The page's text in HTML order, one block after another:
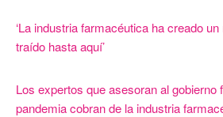
‘La industria farmacéutica ha creado
traído hasta aquí’
Los expertos que asesoran al gobierno
pandemia cobran de la industria